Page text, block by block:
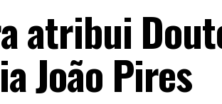
atribui
João Pires